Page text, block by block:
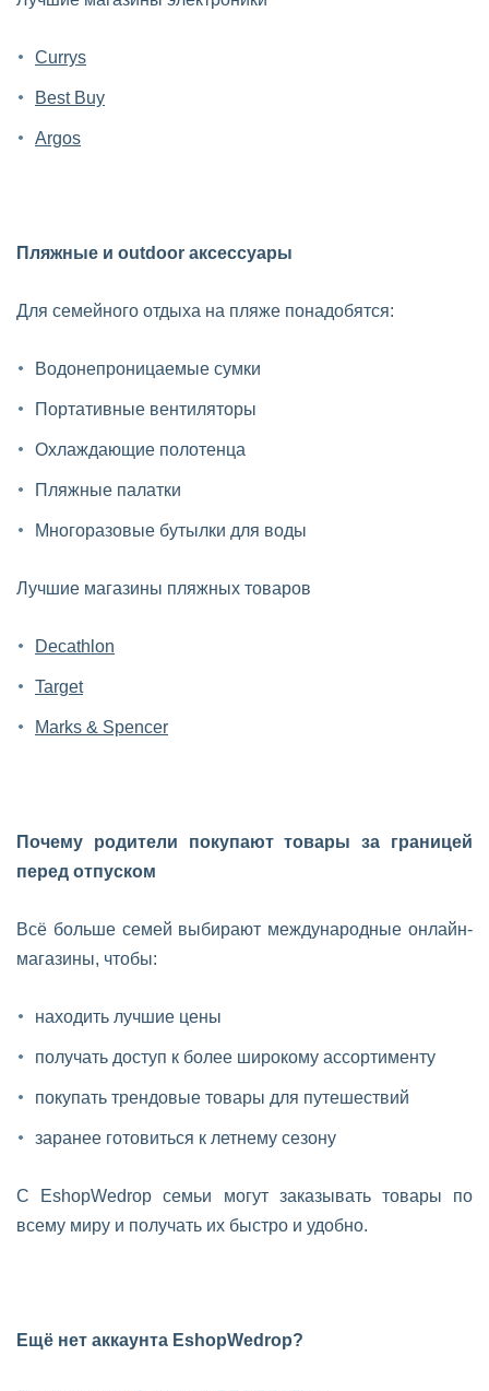
Currys
Best Buy
Argos
Пляжные и outdoor аксессуары
Для семейного отдыха на пляже понадобятся:
Водонепроницаемые сумки
Портативные вентиляторы
Охлаждающие полотенца
Пляжные палатки
Многоразовые бутылки для воды
Лучшие магазины пляжных товаров
Decathlon
Target
Marks & Spencer
Почему родители покупают товары за границей
перед отпуском
Всё больше семей выбирают международные онлайн-
магазины, чтобы:
находить лучшие цены
получать доступ к более широкому ассортименту
покупать трендовые товары для путешествий
заранее готовиться к летнему сезону
С EshopWedrop семьи могут заказывать товары по
всему миру и получать их быстро и удобно.
Ещё нет аккаунта EshopWedrop?